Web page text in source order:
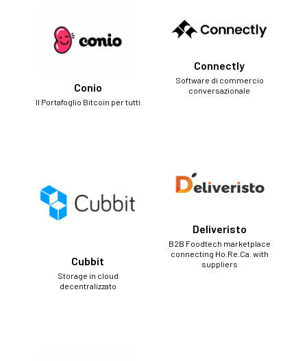
Conio
Il Portafoglio Bitcoin per tutti
Connectly
Software di commercio
conversazionale
Cubbit
Storage in cloud
decentralizzato
Deliveristo
B2B Foodtech marketplace
connecting Ho.Re.Ca. with
suppliers